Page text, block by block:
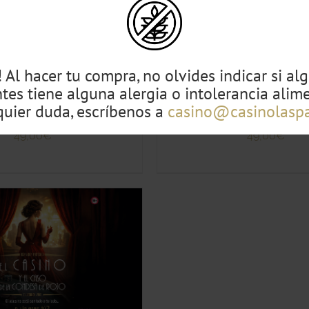
Fiesta by Gio Box
49,00€
ESTE
PRODUCTO
TIENE
VARIANTES.
LAS
OPCIONES
SE
ELEGIR
DE
Tributo Mecano
49,00€
Al hacer tu compra, no olvides indicar si
tiene alguna alergia o intolerancia
duda, escríbenos a